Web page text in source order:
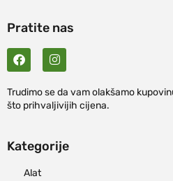
Pratite nas
Trudimo se da vam olakšamo
što prihvaljivijih cijena.
Kategorije
Alat